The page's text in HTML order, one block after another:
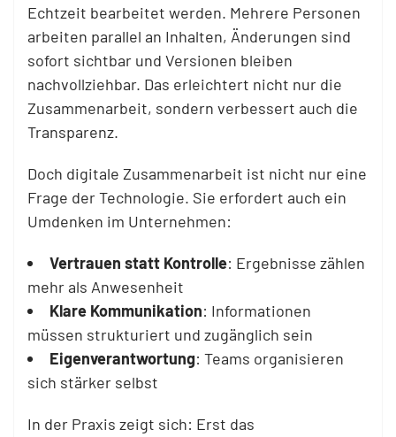
Echtzeit bearbeitet werden. Mehrere Personen
arbeiten parallel an Inhalten, Änderungen sind
sofort sichtbar und Versionen bleiben
nachvollziehbar. Das erleichtert nicht nur die
Zusammenarbeit, sondern verbessert auch die
Transparenz.
Doch digitale Zusammenarbeit ist nicht nur eine
Frage der Technologie. Sie erfordert auch ein
Umdenken im Unternehmen:
Vertrauen statt Kontrolle: Ergebnisse zählen
mehr als Anwesenheit
Klare Kommunikation: Informationen
müssen strukturiert und zugänglich sein
Eigenverantwortung: Teams organisieren
sich stärker selbst
In der Praxis zeigt sich: Erst das